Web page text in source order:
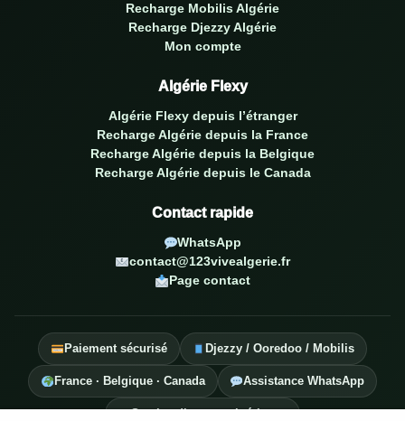
Recharge Mobilis Algérie
Recharge Djezzy Algérie
Mon compte
Algérie Flexy
Algérie Flexy depuis l’étranger
Recharge Algérie depuis la France
Recharge Algérie depuis la Belgique
Recharge Algérie depuis le Canada
Contact rapide
WhatsApp
contact@123vivealgerie.fr
Page contact
Paiement sécurisé Djezzy / Ooredoo / Mobilis
France · Belgique · Canada Assistance WhatsApp